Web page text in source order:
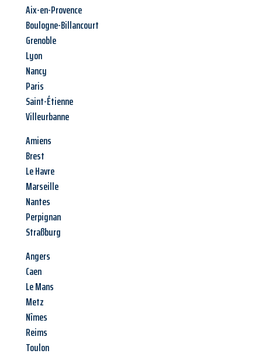
Aix-en-Provence
Boulogne-Billancourt
Grenoble
Lyon
Nancy
Paris
Saint-Étienne
Villeurbanne
Amiens
Brest
Le Havre
Marseille
Nantes
Perpignan
Straßburg
Angers
Caen
Le Mans
Metz
Nîmes
Reims
Toulon